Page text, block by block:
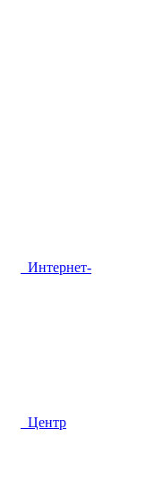
Интернет-
Центр